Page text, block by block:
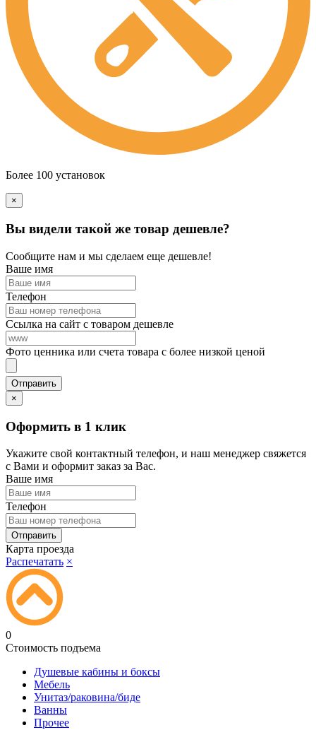
Более 100 установок
×
Вы видели такой же товар дешевле?
Сообщите нам и мы сделаем еще дешевле!
Ваше имя
Телефон
Ссылка на сайт с товаром дешевле
Фото ценника или счета товара с более низкой ценой
×
Оформить в 1 клик
Укажите свой контактный телефон, и наш менеджер свяжется
с Вами и оформит заказ за Вас.
Ваше имя
Телефон
Карта проезда
Распечатать ×
0
Стоимость подъема
Душевые кабины и боксы
Мебель
Унитаз/раковина/биде
Ванны
Прочее